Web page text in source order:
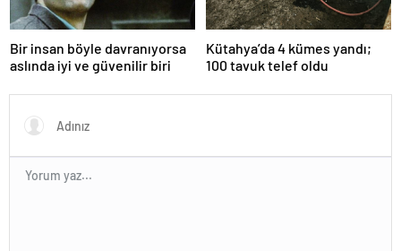
Bir insan böyle davranıyorsa
aslında iyi ve güvenilir biri
Kütahya’da 4 kümes yandı;
100 tavuk telef oldu